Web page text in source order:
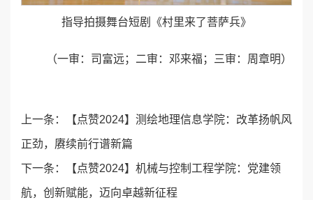
指导拍摄舞台短剧《村里来了菩萨兵》
（一审：司富远；二审：邓来福；三审：周章明）
上一条： 【点赞2024】测绘地理信息学院：改革扬帆风
正劲，赓续前行谱新篇
下一条： 【点赞2024】机械与控制工程学院：党建领
航，创新赋能，迈向卓越新征程